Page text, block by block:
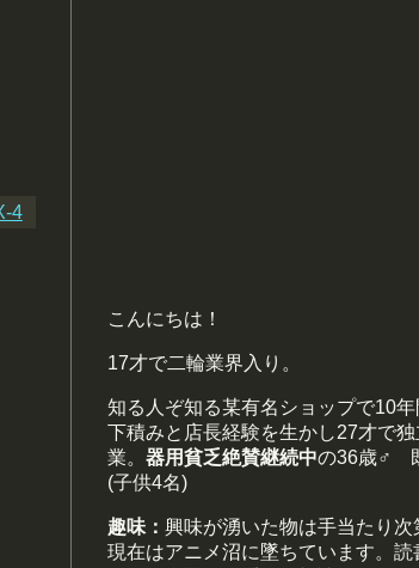
4
こんにちは！
17才で二輪業界入り。
知る人ぞ知る某有名ショップで10
下積みと店長経験を生かし27才で独
業。 器用貧乏絶賛継続中の36歳♂
(子供4名)
趣味： 興味が湧いた物は手当たり次
現在はアニメ沼に墜ちています。読